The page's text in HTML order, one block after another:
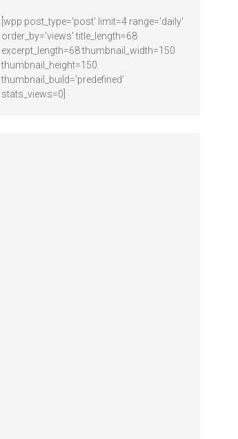
[wpp post_type='post' limit=4 range='daily'
order_by='views' title_length=68
excerpt_length=68 thumbnail_width=150
thumbnail_height=150
thumbnail_build='predefined'
stats_views=0]